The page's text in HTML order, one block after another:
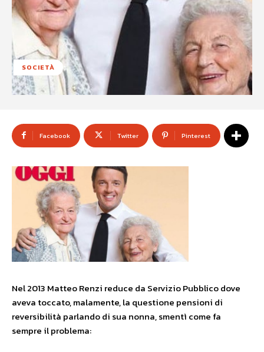
SOCIETÀ
Facebook Twitter Pinterest
Nel 2013 Matteo Renzi reduce da Servizio Pubblico dove
aveva toccato, malamente, la questione pensioni di
reversibilità parlando di sua nonna, smentì come fa
sempre il problema: